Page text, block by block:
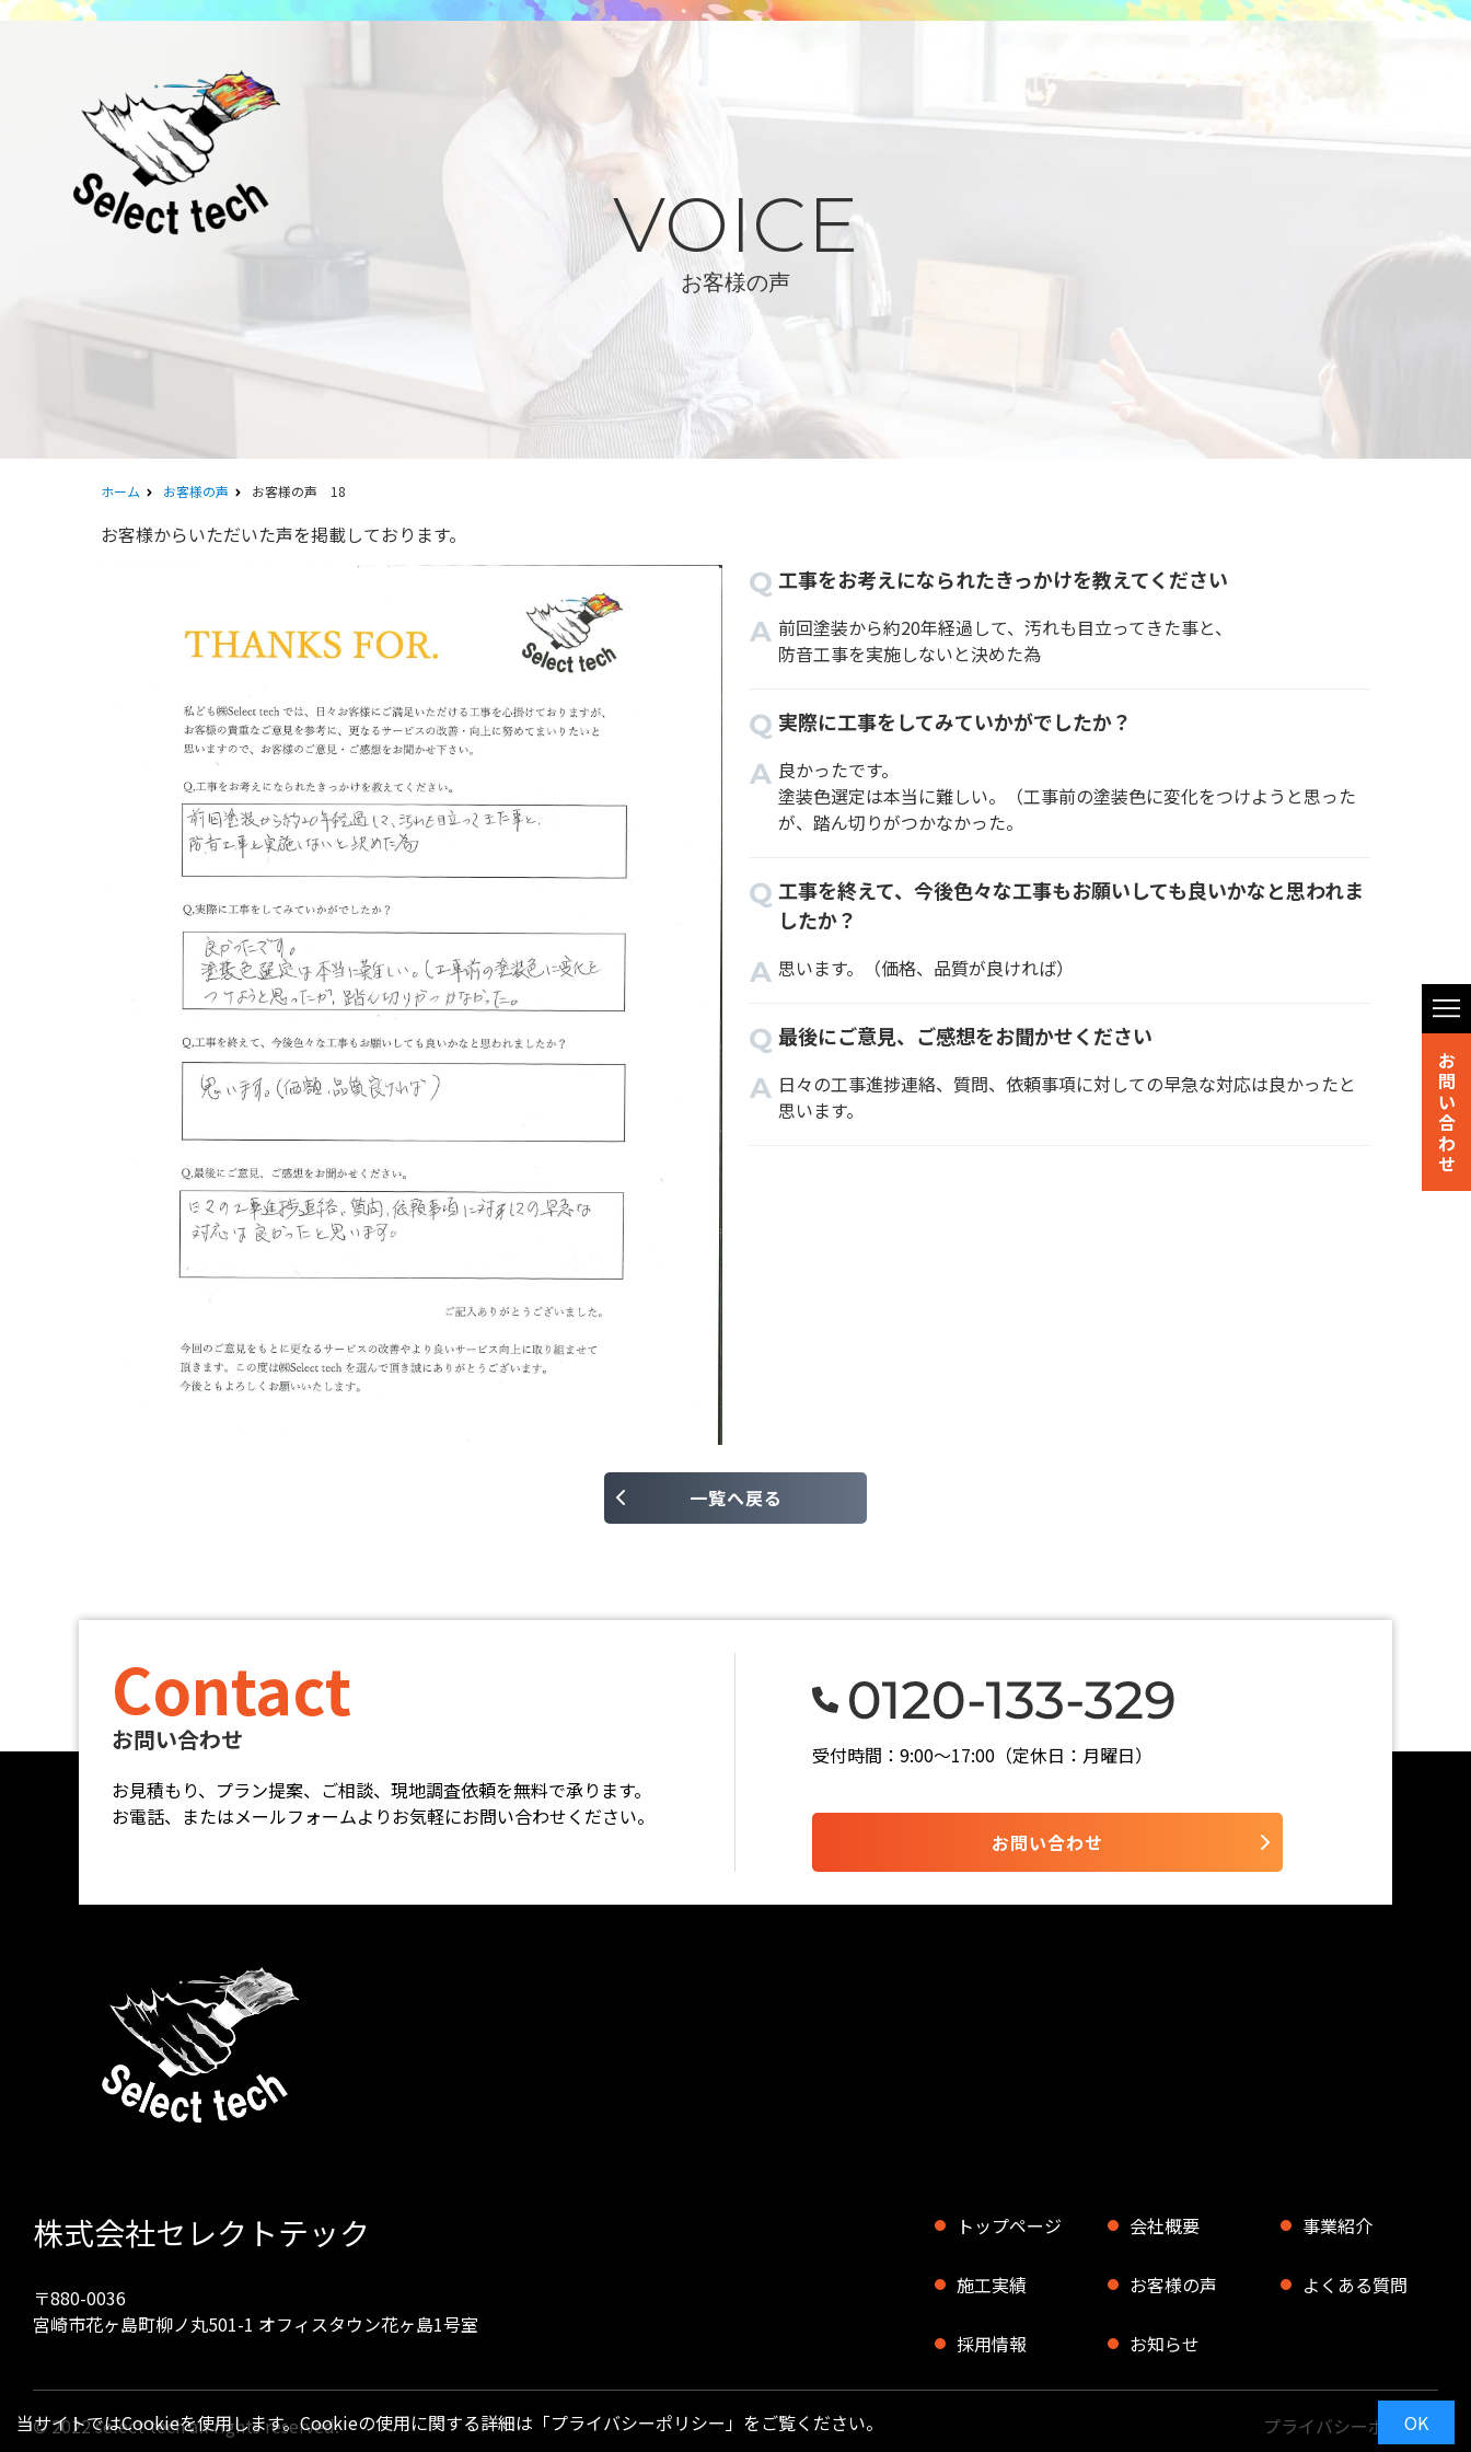
当サイトではCookieを使用します。Cookieの使用に関する詳細は「プライバシーポリシー」をご覧ください。 OK
VOICE
お客様の声
ホーム お客様の声 お客様の声 18
お客様からいただいた声を掲載しております。
工事をお考えになられたきっかけを教えてください
前回塗装から約20年経過して、汚れも目立ってきた事と、
防音工事を実施しないと決めた為
実際に工事をしてみていかがでしたか？
良かったです。
塗装色選定は本当に難しい。（工事前の塗装色に変化をつけようと思った
が、踏ん切りがつかなかった。
工事を終えて、今後色々な工事もお願いしても良いかなと思われま
したか？
思います。（価格、品質が良ければ）
最後にご意見、ご感想をお聞かせください
日々の工事進捗連絡、質問、依頼事項に対しての早急な対応は良かったと
思います。
一覧へ戻る
お
問
い
合
わ
せ
Contact
お問い合わせ
お見積もり、プラン提案、ご相談、現地調査依頼を無料で承ります。
お電話、またはメールフォームよりお気軽にお問い合わせください。
受付時間：9:00〜17:00（定休日：月曜日）
お問い合わせ
株式会社セレクトテック
〒880-0036
宮崎市花ヶ島町柳ノ丸501-1 オフィスタウン花ヶ島1号室
トップページ 会社概要 事業紹介
施工実績 お客様の声 よくある質問
採用情報 お知らせ
© 2022 select tech all rights reserved. プライバシーポリシー